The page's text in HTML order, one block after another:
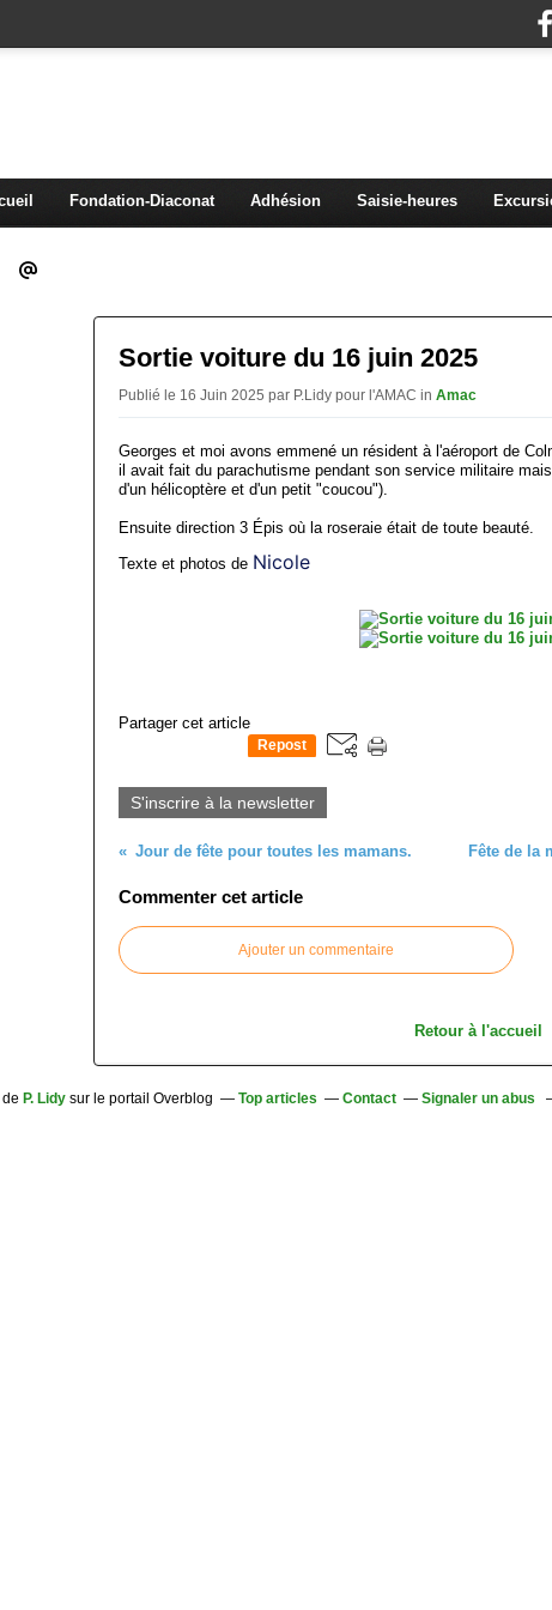
Fondation-Diaconat Adhésion Saisie-heures
Sortie voiture du 16 juin 2025
Publié le 16 Juin 2025 par P.Lidy pour l'AMAC in Amac
Georges et moi avons emmené un résident à l'aéroport de
il avait fait du parachutisme pendant son service militaire
d'un hélicoptère et d'un petit "coucou").
Ensuite direction 3 Épis où la roseraie était de toute beauté.
Texte et photos de Nicole
Partager cet article
Repost
S'inscrire à la newsletter
Jour de fête pour toutes les mamans. Fête de la
Commenter cet article
Ajouter un commentaire
Retour à l'accueil
P. Lidysur le portail Overblog Top articles Contact Signaler un abus